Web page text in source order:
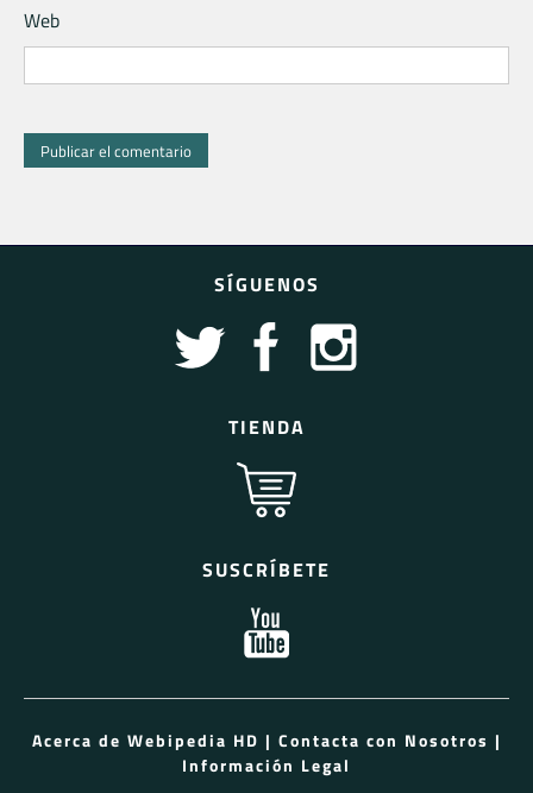
Web
SÍGUENOS
TIENDA
SUSCRÍBETE
Acerca de Webipedia HD | Contacta con Nosotros |
Información Legal